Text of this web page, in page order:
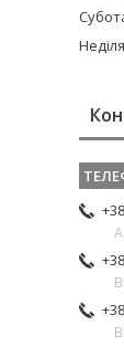
Неділя